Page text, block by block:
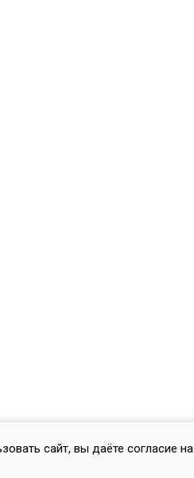
сайт, вы даёте согласие на